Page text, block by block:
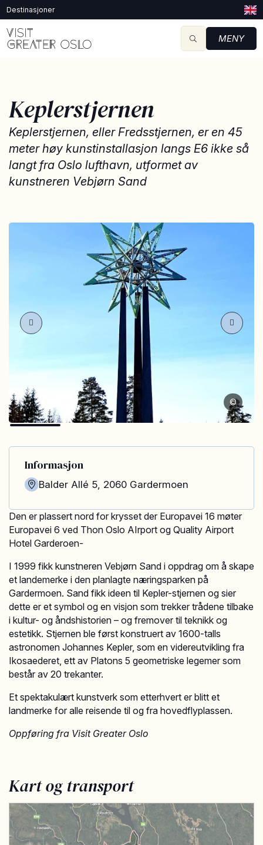
Destinasjoner
MENY
Keplerstjernen
Keplerstjernen, eller Fredsstjernen, er en 45
meter høy kunstinstallasjon langs E6 ikke så
langt fra Oslo lufthavn, utformet av
kunstneren Vebjørn Sand
©
Den er plassert nord for krysset der Europavei 16 møter
Europavei 6 ved Thon Oslo AIrport og Quality Airport
Hotel Garderoen-
I 1999 fikk kunstneren Vebjørn Sand i oppdrag om å skape
et landemerke i den planlagte næringsparken på
Gardermoen. Sand fikk ideen til Kepler-stjernen og sier
dette er et symbol og en visjon som trekker trådene tilbake
i kultur- og åndshistorien – og fremover til teknikk og
estetikk. Stjernen ble først konstruert av 1600-talls
astronomen Johannes Kepler, som en videreutvikling fra
Ikosaederet, ett av Platons 5 geometriske legemer som
består av 20 trekanter.
Et spektakulært kunstverk som etterhvert er blitt et
landmerke for alle reisende til og fra hovedflyplassen.
Oppføring fra Visit Greater Oslo
Kart og transport
Informasjon
Balder Allé 5, 2060 Gardermoen